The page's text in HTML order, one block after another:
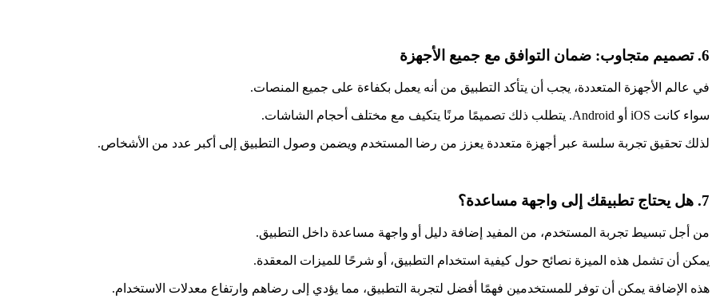
6. تصميم متجاوب: ضمان التوافق مع جميع الأجهزة
في عالم الأجهزة المتعددة، يجب أن يتأكد التطبيق من أنه يعمل بكفاءة على جميع المنصات.
سواء كانت iOS أو Android. يتطلب ذلك تصميمًا مرنًا يتكيف مع مختلف أحجام الشاشات.
لذلك تحقيق تجربة سلسة عبر أجهزة متعددة يعزز من رضا المستخدم ويضمن وصول التطبيق إلى أكبر عدد من الأشخاص.
7. هل يحتاج تطبيقك إلى واجهة مساعدة؟
من أجل تبسيط تجربة المستخدم، من المفيد إضافة دليل أو واجهة مساعدة داخل التطبيق.
يمكن أن تشمل هذه الميزة نصائح حول كيفية استخدام التطبيق، أو شرحًا للميزات المعقدة.
هذه الإضافة يمكن أن توفر للمستخدمين فهمًا أفضل لتجربة التطبيق، مما يؤدي إلى رضاهم وارتفاع معدلات الاستخدام.